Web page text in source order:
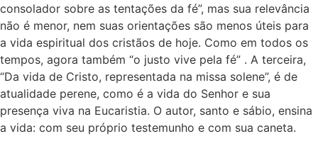
consolador sobre as tentações da fé”, mas sua relevância
não é menor, nem suas orientações são menos úteis para
a vida espiritual dos cristãos de hoje. Como em todos os
tempos, agora também “o justo vive pela fé” . A terceira,
“Da vida de Cristo, representada na missa solene”, é de
atualidade perene, como é a vida do Senhor e sua
presença viva na Eucaristia. O autor, santo e sábio, ensina
a vida: com seu próprio testemunho e com sua caneta.